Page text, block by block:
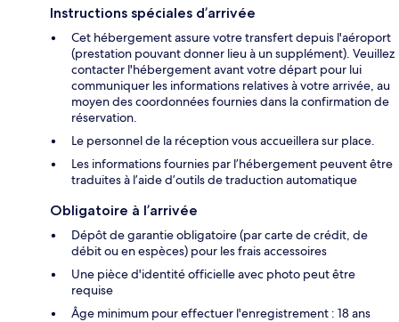
Instructions spéciales d’arrivée
Cet hébergement assure votre transfert depuis l'aéroport
(prestation pouvant donner lieu à un supplément). Veuillez
contacter l'hébergement avant votre départ pour lui
communiquer les informations relatives à votre arrivée, au
moyen des coordonnées fournies dans la confirmation de
réservation.
Le personnel de la réception vous accueillera sur place.
Les informations fournies par l’hébergement peuvent être
traduites à l’aide d’outils de traduction automatique
Obligatoire à l’arrivée
Dépôt de garantie obligatoire (par carte de crédit, de
débit ou en espèces) pour les frais accessoires
Une pièce d'identité officielle avec photo peut être
requise
Âge minimum pour effectuer l'enregistrement : 18 ans